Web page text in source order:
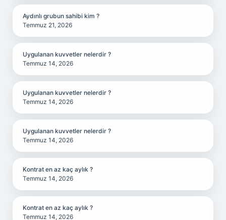
Aydınlı grubun sahibi kim ?
Temmuz 21, 2026
Uygulanan kuvvetler nelerdir ?
Temmuz 14, 2026
Uygulanan kuvvetler nelerdir ?
Temmuz 14, 2026
Uygulanan kuvvetler nelerdir ?
Temmuz 14, 2026
Kontrat en az kaç aylık ?
Temmuz 14, 2026
Kontrat en az kaç aylık ?
Temmuz 14, 2026